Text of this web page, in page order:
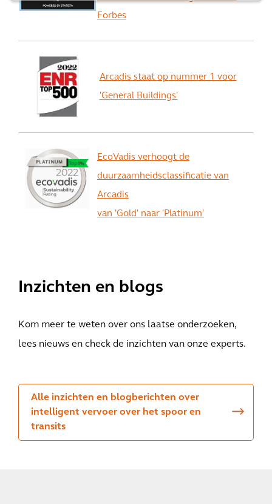
Forbes
Arcadis staat op nummer 1 voor
'General Buildings'
EcoVadis verhoogt de
duurzaamheidsclassificatie van
Arcadis
van 'Gold' naar 'Platinum'
Inzichten en blogs
Kom meer te weten over ons laatse onderzoeken,
lees nieuws en check de inzichten van onze experts.
Alle inzichten en blogberichten over
intelligent vervoer over het spoor en
transits